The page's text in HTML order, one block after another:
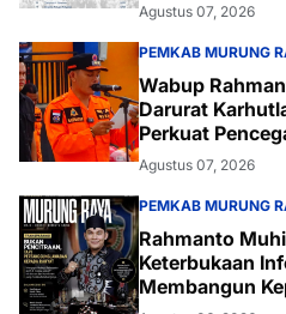
Agustus 07, 2026
PEMKAB MURUNG
Wabup
Darurat
Perkuat
Agustus 07, 2026
PEMKAB MURUNG
Rahmanto
Keterbukaan
Membangun